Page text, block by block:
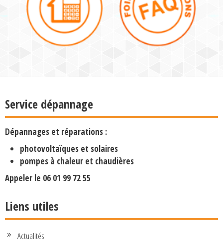
Service dépannage
Dépannages et réparations :
photovoltaïques et solaires
pompes à chaleur et chaudières
Appeler le 06 01 99 72 55
Liens utiles
Actualités